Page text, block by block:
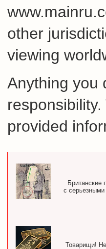
other
viewing
Anything you
provided
Британские
с серьезными
Товарищи!